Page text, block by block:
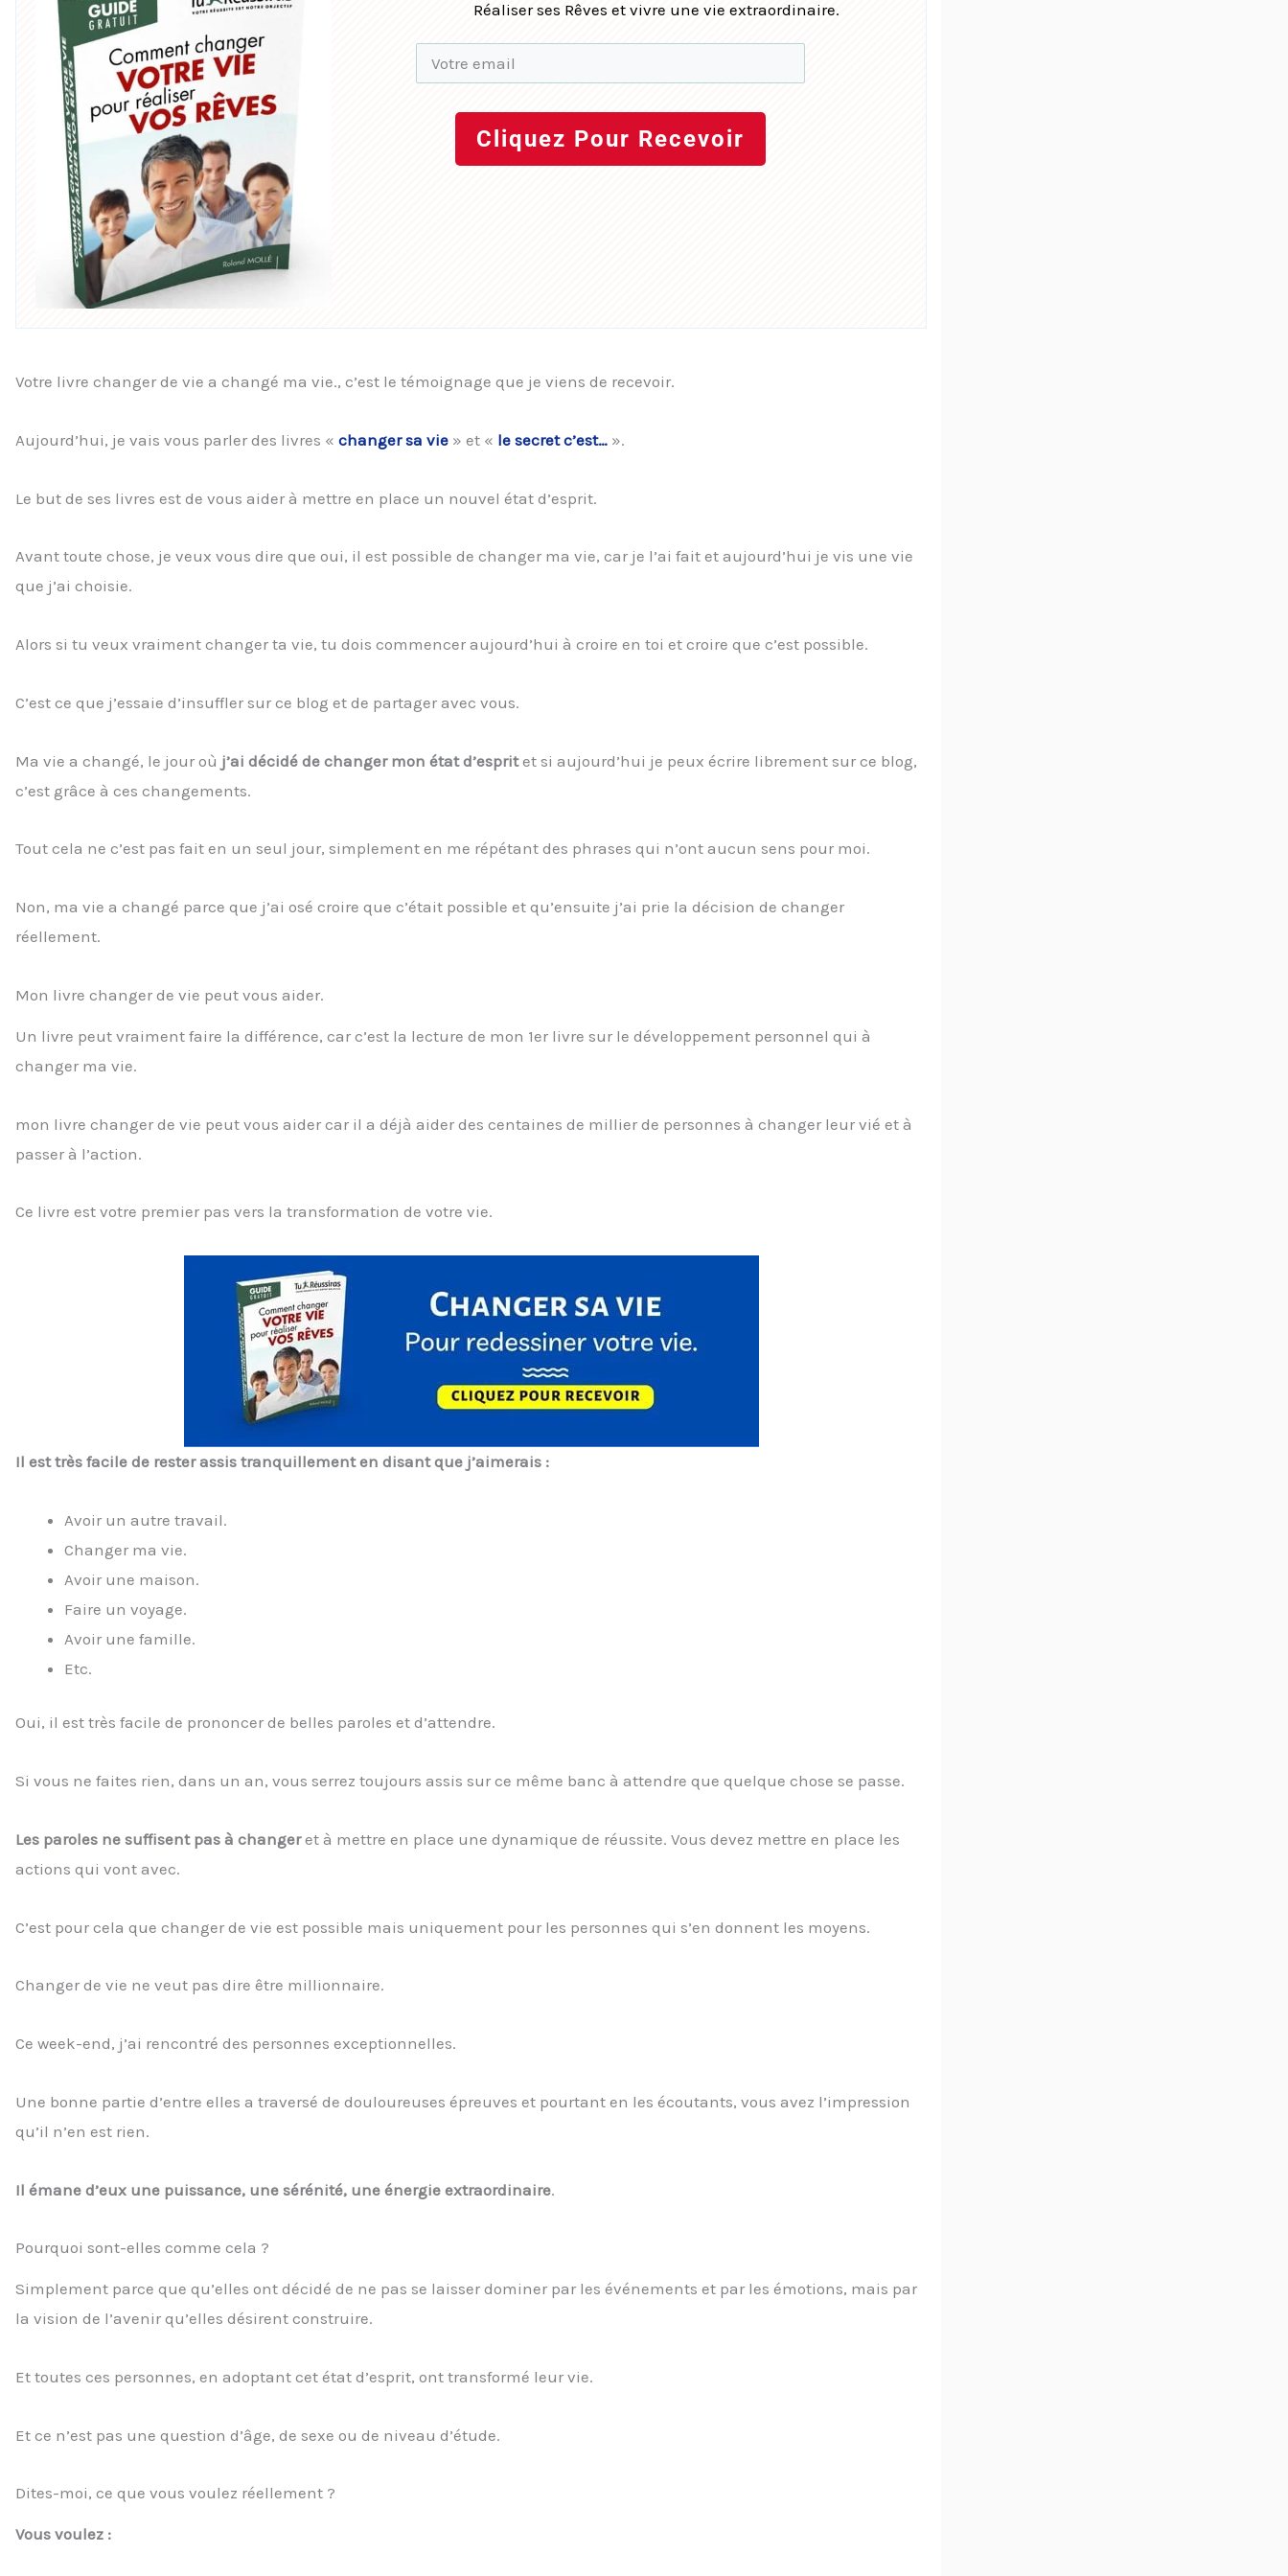
Réaliser ses Rêves et vivre une vie extraordinaire.
Cliquez Pour Recevoir
Votre livre changer de vie a changé ma vie., c’est le témoignage que je viens de recevoir.
Aujourd’hui, je vais vous parler des livres « changer sa vie » et « le secret c’est… ».
Le but de ses livres est de vous aider à mettre en place un nouvel état d’esprit.
Avant toute chose, je veux vous dire que oui, il est possible de changer ma vie, car je l’ai fait et aujourd’hui je vis une vie
que j’ai choisie.
Alors si tu veux vraiment changer ta vie, tu dois commencer aujourd’hui à croire en toi et croire que c’est possible.
C’est ce que j’essaie d’insuffler sur ce blog et de partager avec vous.
Ma vie a changé, le jour où j’ai décidé de changer mon état d’espritet si aujourd’hui je peux écrire librement sur ce blog,
c’est grâce à ces changements.
Tout cela ne c’est pas fait en un seul jour, simplement en me répétant des phrases qui n’ont aucun sens pour moi.
Non, ma vie a changé parce que j’ai osé croire que c’était possible et qu’ensuite j’ai prie la décision de changer
réellement.
Mon livre changer de vie peut vous aider.
Un livre peut vraiment faire la différence, car c’est la lecture de mon 1er livre sur le développement personnel qui à
changer ma vie.
mon livre changer de vie peut vous aider car il a déjà aider des centaines de millier de personnes à changer leur vié et à
passer à l’action.
Ce livre est votre premier pas vers la transformation de votre vie.
Il est très facile de rester assis tranquillement en disant que j’aimerais :
Avoir un autre travail.
Changer ma vie.
Avoir une maison.
Faire un voyage.
Avoir une famille.
Etc.
Oui, il est très facile de prononcer de belles paroles et d’attendre.
Si vous ne faites rien, dans un an, vous serrez toujours assis sur ce même banc à attendre que quelque chose se passe.
Les paroles ne suffisent pas à changeret à mettre en place une dynamique de réussite. Vous devez mettre en place les
actions qui vont avec.
C’est pour cela que changer de vie est possible mais uniquement pour les personnes qui s’en donnent les moyens.
Changer de vie ne veut pas dire être millionnaire.
Ce week-end, j’ai rencontré des personnes exceptionnelles.
Une bonne partie d’entre elles a traversé de douloureuses épreuves et pourtant en les écoutants, vous avez l’impression
qu’il n’en est rien.
Il émane d’eux une puissance, une sérénité, une énergie extraordinaire.
Pourquoi sont-elles comme cela ?
Simplement parce que qu’elles ont décidé de ne pas se laisser dominer par les événements et par les émotions, mais par
la vision de l’avenir qu’elles désirent construire.
Et toutes ces personnes, en adoptant cet état d’esprit, ont transformé leur vie.
Et ce n’est pas une question d’âge, de sexe ou de niveau d’étude.
Dites-moi, ce que vous voulez réellement ?
Vous voulez :